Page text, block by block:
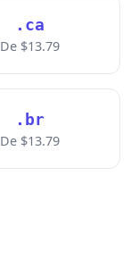
.ca
De $13.79
.br
De $13.79